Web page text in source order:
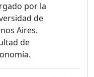
por la
de
Aires.
de